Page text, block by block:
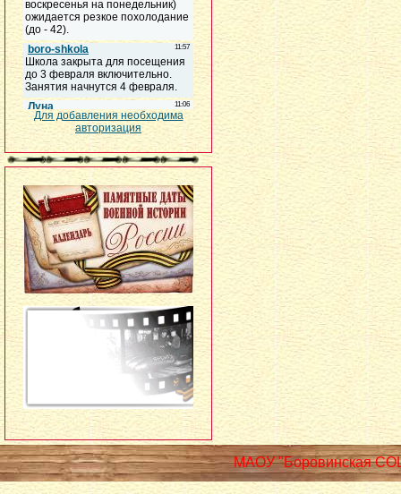
Для добавления необходима
авторизация
МАОУ "Боровинская